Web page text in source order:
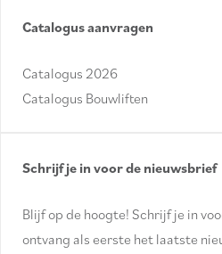
Catalogus aanvragen
Catalogus 2026
Catalogus Bouwliften
Schrijf je in voor de nieuwsbrief
Blijf op de hoogte! Schrijf je in
ontvang als eerste het laatste